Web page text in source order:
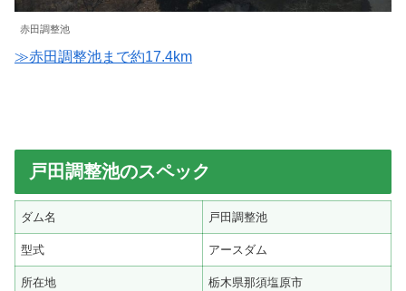
赤田調整池
≫赤田調整池まで約17.4km
戸田調整池のスペック
ダム名 戸田調整池
型式 アースダム
所在地 栃木県那須塩原市